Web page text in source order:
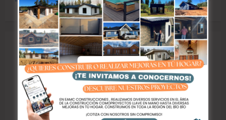
Talcahuano
9º
99%
39 km/h